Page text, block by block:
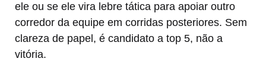
ele ou se ele vira lebre tática para apoiar outro
corredor da equipe em corridas posteriores. Sem
clareza de papel, é candidato a top 5, não a
vitória.